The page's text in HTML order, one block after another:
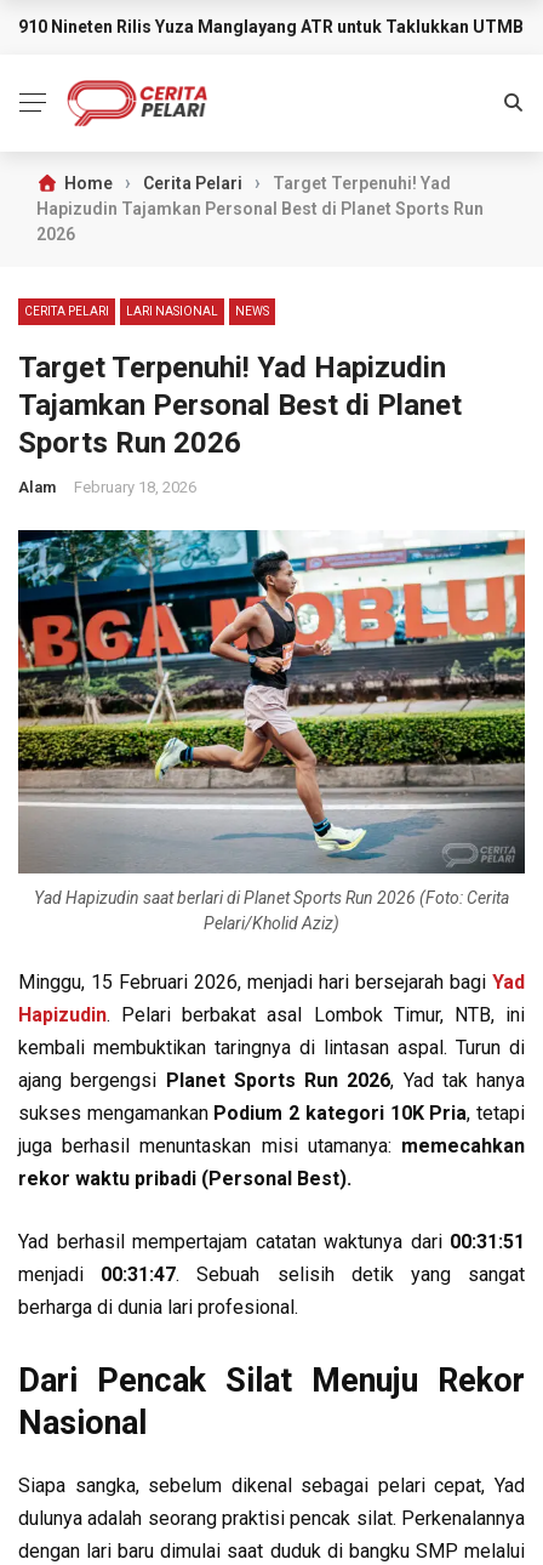
BREAKING NEWS
910 Nineten Rilis Yuza Manglayang ATR untuk Taklukkan UTMB
Home › Cerita Pelari ›
Target Terpenuhi! Yad
Hapizudin Tajamkan Personal Best di Planet Sports Run
2026
CERITA PELARI LARI NASIONAL NEWS
Target Terpenuhi! Yad Hapizudin
Tajamkan Personal Best di Planet
Sports Run 2026
Alam February 18, 2026
Yad Hapizudin saat berlari di Planet Sports Run 2026 (Foto: Cerita
Pelari/Kholid Aziz)
Minggu, 15 Februari 2026, menjadi hari bersejarah bagi Yad
Hapizudin. Pelari berbakat asal Lombok Timur, NTB, ini
kembali membuktikan taringnya di lintasan aspal. Turun di
ajang bergengsi Planet Sports Run 2026, Yad tak hanya
sukses mengamankan Podium 2 kategori 10K Pria, tetapi
juga berhasil menuntaskan misi utamanya: memecahkan
rekor waktu pribadi (Personal Best).
Yad berhasil mempertajam catatan waktunya dari 00:31:51
menjadi 00:31:47. Sebuah selisih detik yang sangat
berharga di dunia lari profesional.
Dari Pencak Silat Menuju Rekor
Nasional
Siapa sangka, sebelum dikenal sebagai pelari cepat, Yad
dulunya adalah seorang praktisi pencak silat. Perkenalannya
dengan lari baru dimulai saat duduk di bangku SMP melalui